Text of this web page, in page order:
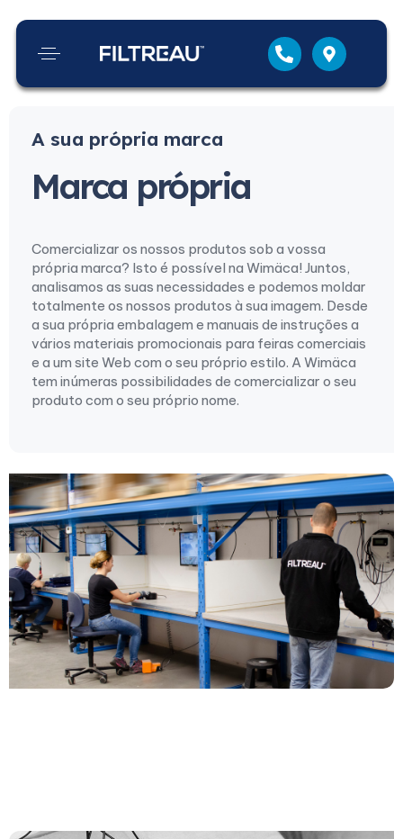
A sua própria marca
Marca própria
Comercializar os nossos produtos sob a vossa
própria marca? Isto é possível na Wimäca! Juntos,
analisamos as suas necessidades e podemos moldar
totalmente os nossos produtos à sua imagem. Desde
a sua própria embalagem e manuais de instruções a
vários materiais promocionais para feiras comerciais
e a um site Web com o seu próprio estilo. A Wimäca
tem inúmeras possibilidades de comercializar o seu
produto com o seu próprio nome.